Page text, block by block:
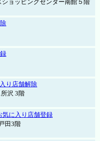
ョッピングセンター南館５階
り店舗解除
沢 3階
気に入り店舗登録
田3階